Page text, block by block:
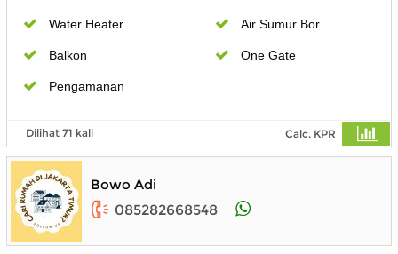
Water Heater Air Sumur Bor
Balkon One Gate
Pengamanan
Dilihat 71 kali Calc. KPR
Bowo Adi
085282668548